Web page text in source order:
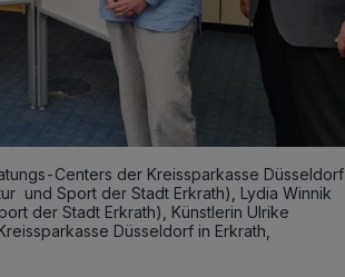
Centers der Kreissparkasse Düsseldorf
und Sport der Stadt Erkrath), Lydia Winnik
der Stadt Erkrath), Künstlerin Ulrike
Düsseldorf in Erkrath,